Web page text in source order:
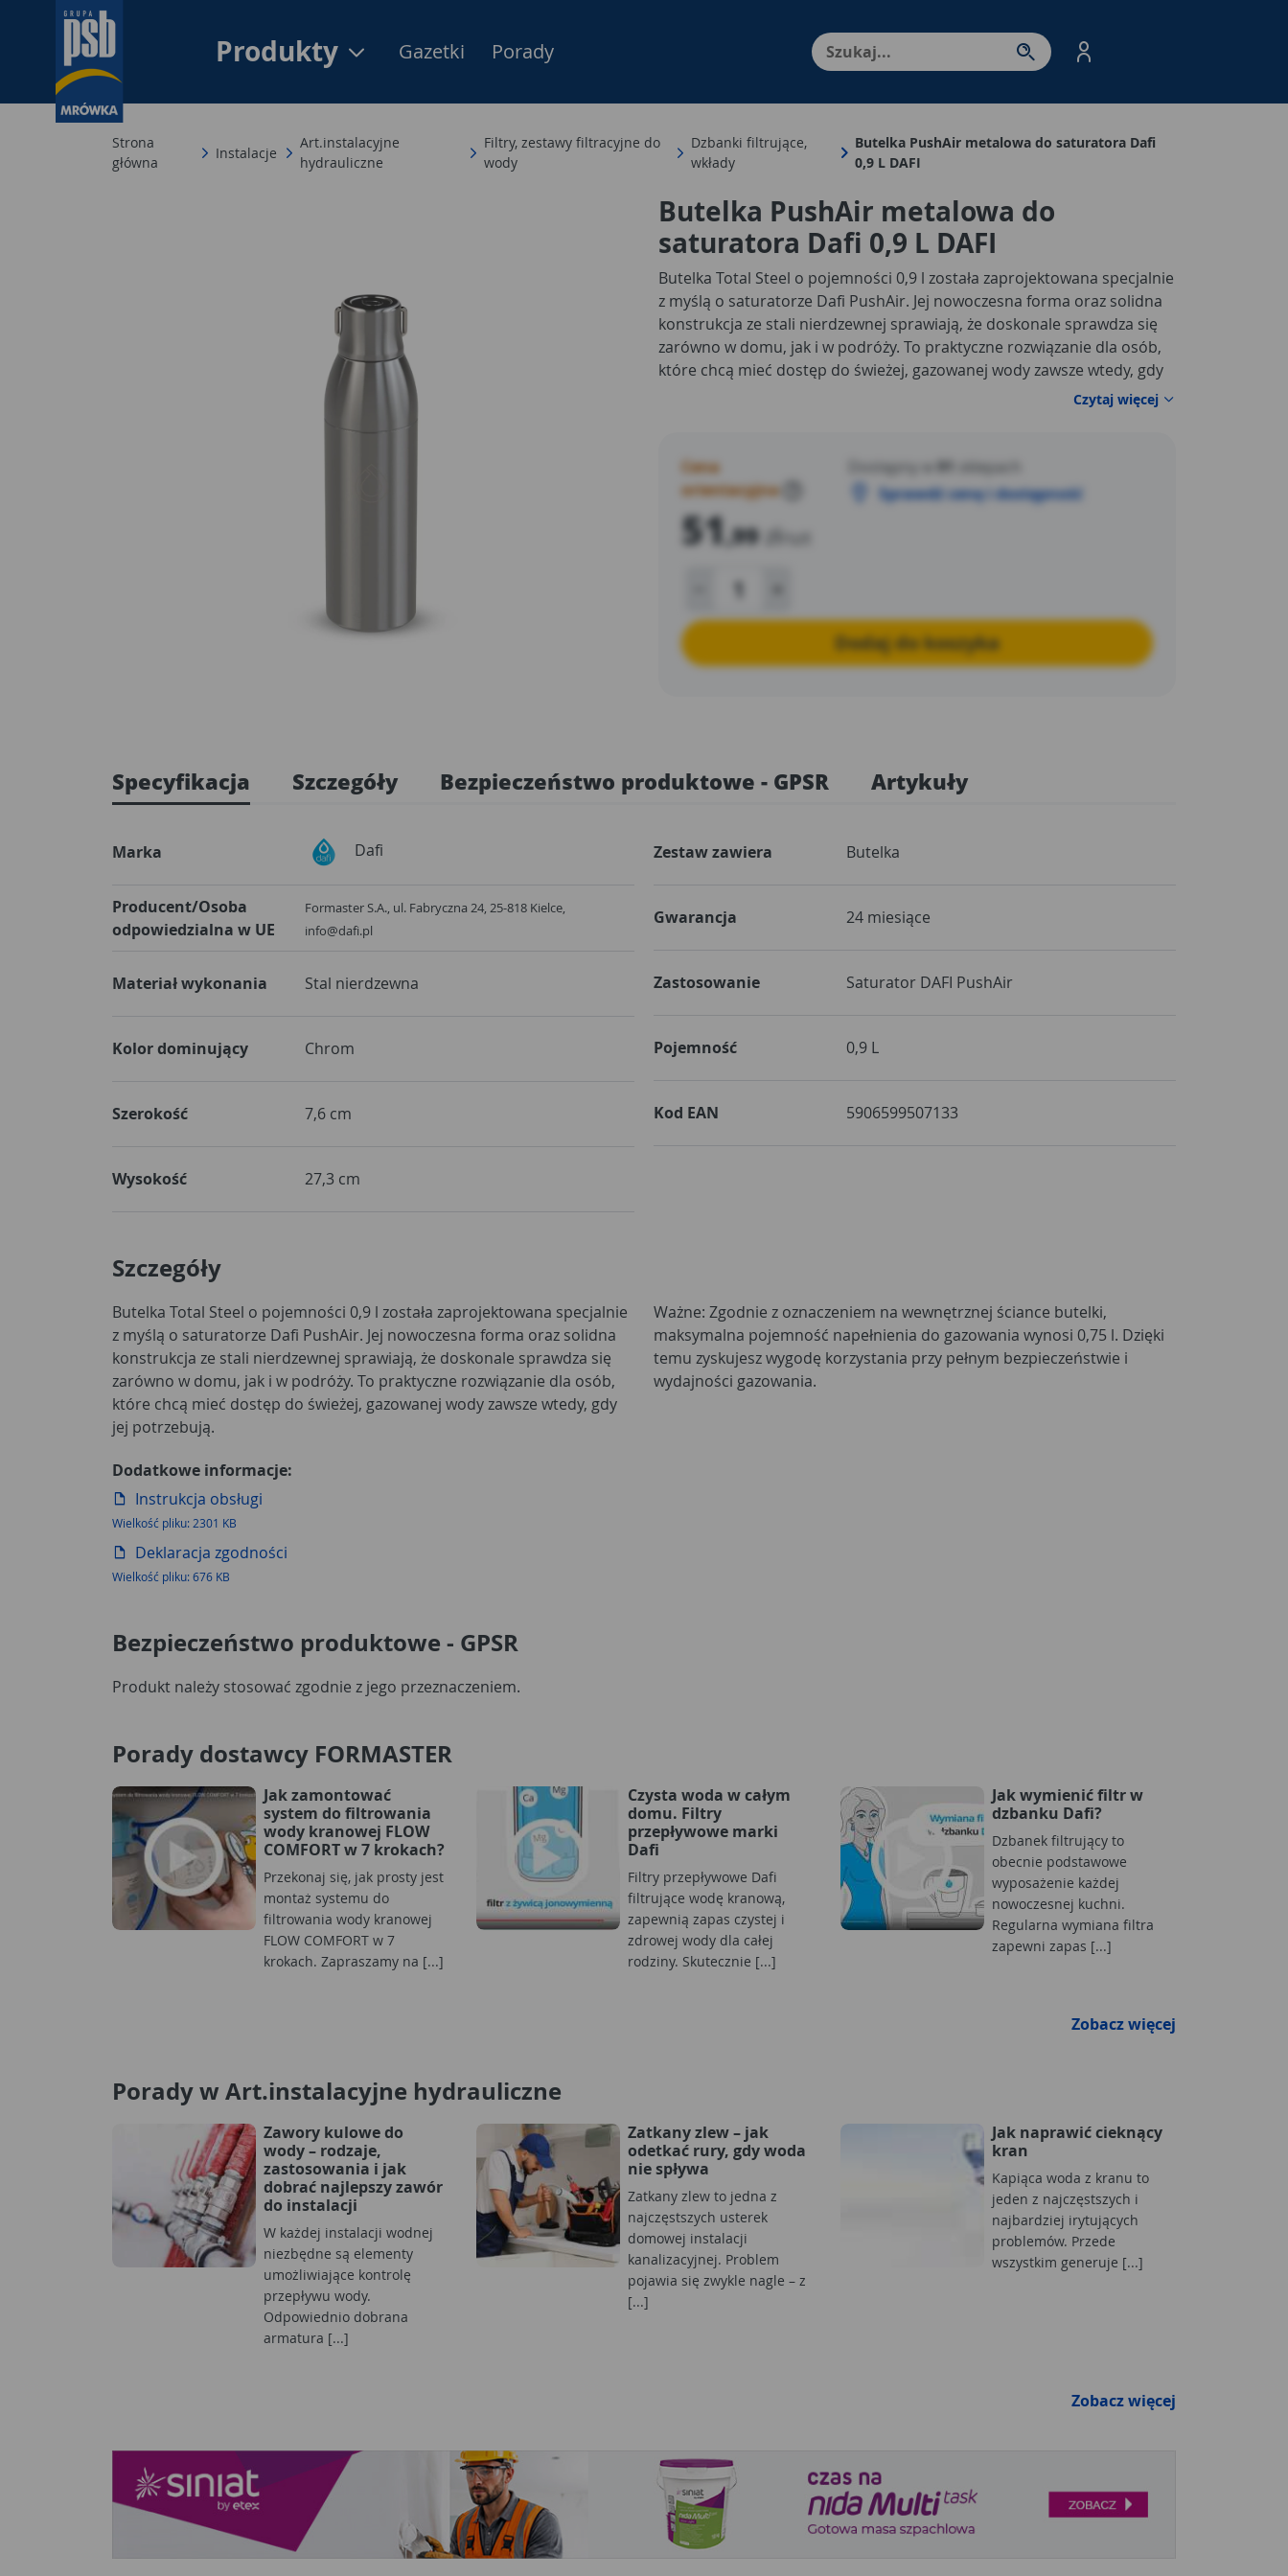
Produkty Menu Produktów, nawigacja: Enter - przejdź do strony produktów. Spacja – otwórz/
Gazetki Porady
Strona
główna
Instalacje
Art.instalacyjne
hydrauliczne
Filtry, zestawy filtracyjne do
wody
Dzbanki filtrujące,
wkłady
Butelka PushAir metalowa do saturatora Dafi
0,9 L DAFI
Butelka PushAir metalowa do
saturatora Dafi 0,9 L DAFI
Butelka Total Steel o pojemności 0,9 l została zaprojektowana specjalnie
z myślą o saturatorze Dafi PushAir. Jej nowoczesna forma oraz solidna
konstrukcja ze stali nierdzewnej sprawiają, że doskonale sprawdza się
zarówno w domu, jak i w podróży. To praktyczne rozwiązanie dla osób,
które chcą mieć dostęp do świeżej, gazowanej wody zawsze wtedy, gdy
Czytaj więcej
Cena
orientacyjna
51,99 zł /szt
Dostępny w
sklepach
Sprawdź cenę i dostępność
Dodaj do koszyka
Specyfikacja Szczegóły Bezpieczeństwo produktowe - GPSR Artykuły
Marka Dafi
Producent/Osoba
odpowiedzialna w UE
Formaster S.A., ul. Fabryczna 24, 25-818 Kielce,
info@dafi.pl
Materiał wykonania Stal nierdzewna
Kolor dominujący Chrom
Szerokość 7,6 cm
Wysokość 27,3 cm
Zestaw zawiera Butelka
Gwarancja 24 miesiące
Zastosowanie Saturator DAFI PushAir
Pojemność 0,9 L
Kod EAN 5906599507133
Szczegóły
Butelka Total Steel o pojemności 0,9 l została zaprojektowana specjalnie
z myślą o saturatorze Dafi PushAir. Jej nowoczesna forma oraz solidna
konstrukcja ze stali nierdzewnej sprawiają, że doskonale sprawdza się
zarówno w domu, jak i w podróży. To praktyczne rozwiązanie dla osób,
które chcą mieć dostęp do świeżej, gazowanej wody zawsze wtedy, gdy
jej potrzebują.
Ważne: Zgodnie z oznaczeniem na wewnętrznej ściance butelki,
maksymalna pojemność napełnienia do gazowania wynosi 0,75 l. Dzięki
temu zyskujesz wygodę korzystania przy pełnym bezpieczeństwie i
wydajności gazowania.
Dodatkowe informacje:
Instrukcja obsługi
Wielkość pliku: 2301 KB
Deklaracja zgodności
Wielkość pliku: 676 KB
Bezpieczeństwo produktowe - GPSR
Produkt należy stosować zgodnie z jego przeznaczeniem.
Porady dostawcy FORMASTER
Jak zamontować
system do filtrowania
wody kranowej FLOW
COMFORT w 7 krokach?
Przekonaj się, jak prosty jest
montaż systemu do
filtrowania wody kranowej
FLOW COMFORT w 7
krokach. Zapraszamy na [...]
Czysta woda w całym
domu. Filtry
przepływowe marki
Dafi
Filtry przepływowe Dafi
filtrujące wodę kranową,
zapewnią zapas czystej i
zdrowej wody dla całej
rodziny. Skutecznie [...]
Jak wymienić filtr w
dzbanku Dafi?
Dzbanek filtrujący to
obecnie podstawowe
wyposażenie każdej
nowoczesnej kuchni.
Regularna wymiana filtra
zapewni zapas [...]
Zobacz więcej
Porady w Art.instalacyjne hydrauliczne
Zawory kulowe do
wody – rodzaje,
zastosowania i jak
dobrać najlepszy zawór
do instalacji
W każdej instalacji wodnej
niezbędne są elementy
umożliwiające kontrolę
przepływu wody.
Odpowiednio dobrana
armatura [...]
Zatkany zlew – jak
odetkać rury, gdy woda
nie spływa
Zatkany zlew to jedna z
najczęstszych usterek
domowej instalacji
kanalizacyjnej. Problem
pojawia się zwykle nagle – z
[...]
Jak naprawić cieknący
kran
Kapiąca woda z kranu to
jeden z najczęstszych i
najbardziej irytujących
problemów. Przede
wszystkim generuje [...]
Zobacz więcej